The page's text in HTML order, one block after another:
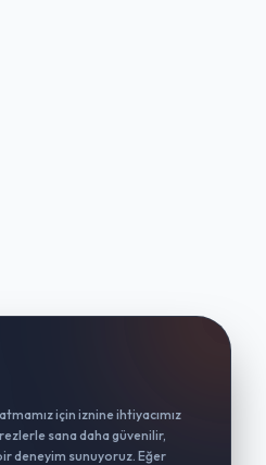
için iznine ihtiyacımız
sana daha güvenilir,
deneyim sunuyoruz. Eğer